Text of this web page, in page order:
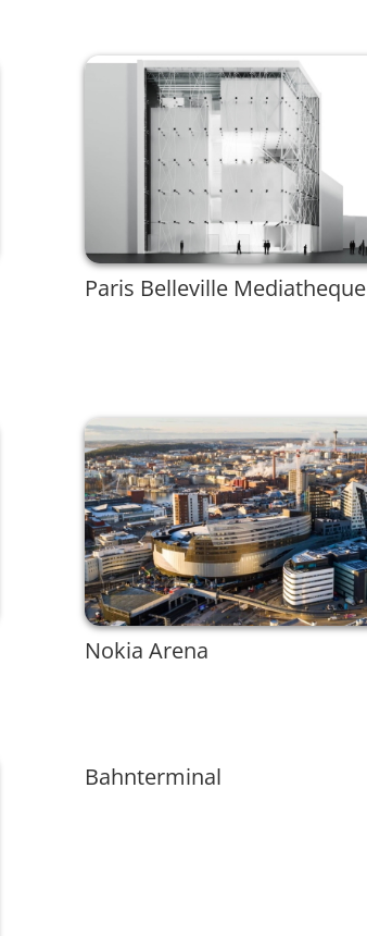
Paris Belleville Mediatheque
Nokia Arena
Bahnterminal